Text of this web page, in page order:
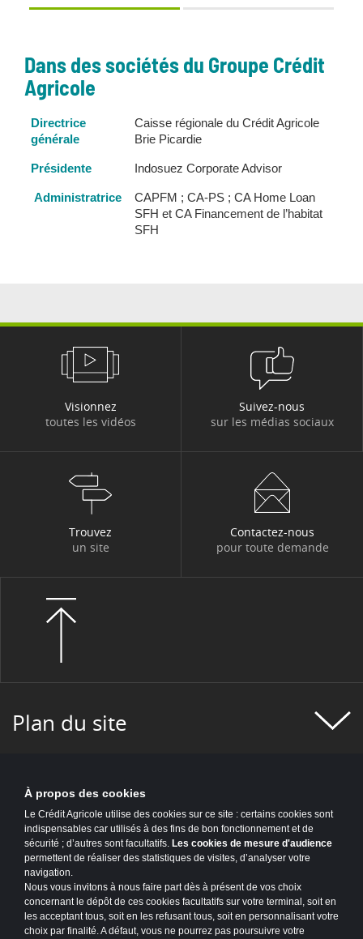
Dans des sociétés du Groupe Crédit
Agricole
Directrice
générale
Caisse régionale du Crédit Agricole
Brie Picardie
Présidente Indosuez Corporate Advisor
Administratrice
CAPFM ; CA-PS ; CA Home Loan
SFH et CA Financement de l’habitat
SFH
Visionnez
toutes les vidéos
Suivez-nous
sur les médias sociaux
Trouvez
un site
Contactez-nous
pour toute demande
Plan du site
À propos des cookies
Le Crédit Agricole utilise des cookies sur ce site : certains cookies sont
indispensables car utilisés à des fins de bon fonctionnement et de
sécurité ; d’autres sont facultatifs. Les cookies de mesure d'audience
permettent de réaliser des statistiques de visites, d’analyser votre
navigation.
Nous vous invitons à nous faire part dès à présent de vos choix
concernant le dépôt de ces cookies facultatifs sur votre terminal, soit en
les acceptant tous, soit en les refusant tous, soit en personnalisant votre
choix par finalité. A défaut, vous ne pourrez pas poursuivre votre